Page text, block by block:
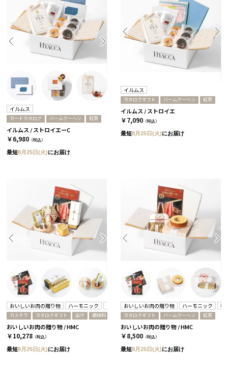
イルムス
カードカタログ バームクーヘン 紅茶
イルムス / ストロイエーC
￥6,980 （税込）
最短8月25日(火)にお届け
イルムス
カタログギフト バームクーヘン 紅茶
イルムス / ストロイエ
￥7,090 （税込）
最短8月25日(火)にお届け
おいしいお肉の贈り物 ハーモニック まめや金澤萬久
カステラ カタログギフト 出汁 調味料
おいしいお肉の贈り物 / HMC
￥10,278 （税込）
最短8月25日(火)にお届け
おいしいお肉の贈り物 ハーモニック 秋
カタログギフト バームクーヘン 紅茶
おいしいお肉の贈り物 / HMC
￥8,500 （税込）
最短8月25日(火)にお届け